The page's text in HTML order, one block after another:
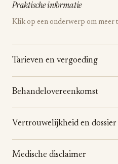
Praktische informatie
Klik op een onderwerp om meer
Tarieven en vergoeding
Behandelovereenkomst
Vertrouwelijkheid en dossier
Medische disclaimer